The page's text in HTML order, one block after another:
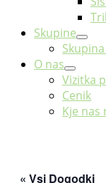
Skupine
O nas
Vizitka
Cenik
Kje nas
« Vsi Dogodki